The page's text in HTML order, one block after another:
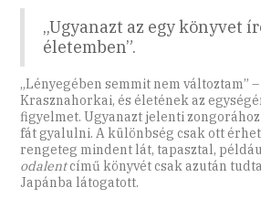
„Ugyanazt az egy könyvet
életemben”.
„Lényegében semmit nem változtam”
Krasznahorkai, és életének az
figyelmet. Ugyanazt jelenti
fát gyalulni. A különbség csak ott
rengeteg mindent lát, tapasztal,
odalentcímű könyvét csak azután
Japánba látogatott.